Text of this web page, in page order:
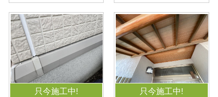
只今施工中! 只今施工中!